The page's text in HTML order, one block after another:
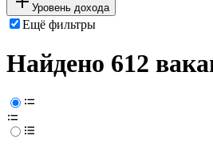
Уровень дохода
Ещё фильтры
Найдено 612